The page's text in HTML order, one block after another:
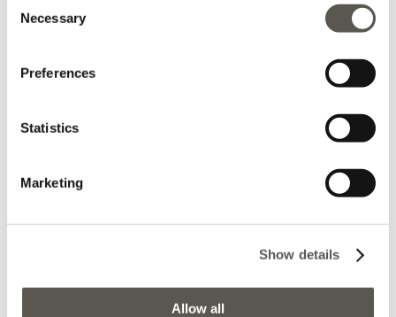
Selection
Necessary
Preferences
Statistics
Marketing
Show details
Allow all
Prekrasan butik s elegantnim i ugodnim ambijentom u
talijanskog stila, kvalitete i udobnosti, s velikim izborom
profesionalno i spremno pomoći pri odabiru modela koji
najbolje odgovaraju kupcu. Posebno me se dojmio
Topla preporuka svima koji traže kvalitetnu odjeću.
2024-08-08